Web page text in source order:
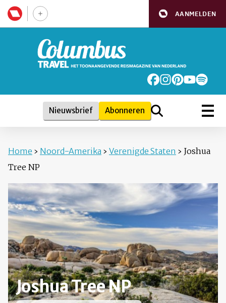
AANMELDEN
Nieuwsbrief Abonneren
Home › Noord-Amerika › Verenigde Staten › Joshua
Tree NP
Joshua Tree NP